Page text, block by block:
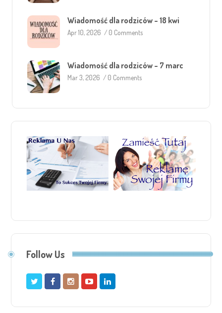
Wiadomość dla rodziców – 18 kwi
Apr 10, 2026 / 0 Comments
Wiadomość dla rodziców – 7 marc
Mar 3, 2026 / 0 Comments
Follow Us